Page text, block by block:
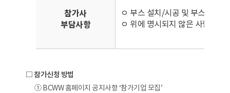
참가사
부담사항
ㅇ 부스 설치/시공 및 부스장식,
ㅇ 위에 명시되지 않은 사항(별도
□ 참가신청 방법
① BCWW 홈페이지 공지사항 ‘참가기업 모집’